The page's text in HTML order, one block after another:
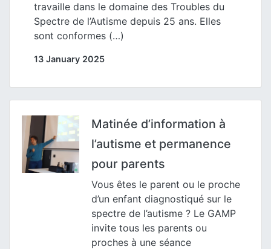
travaille dans le domaine des Troubles du
Spectre de l’Autisme depuis 25 ans. Elles
sont conformes (…)
13 January 2025
Matinée d’information à
l’autisme et permanence
pour parents
Vous êtes le parent ou le proche
d’un enfant diagnostiqué sur le
spectre de l’autisme ? Le GAMP
invite tous les parents ou
proches à une séance